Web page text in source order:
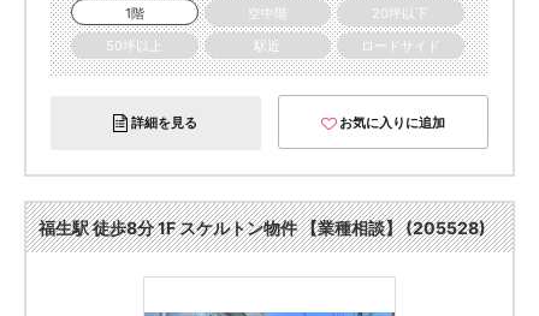
1階
空中階
20坪以下
50坪以上
駅近 ロードサイド
詳細を見る お気に入りに追加
福生駅 徒歩8分 1F スケルトン物件 【業種相談】 (205528)